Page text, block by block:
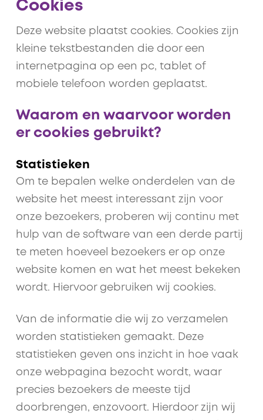
Cookies
Deze website plaatst cookies. Cookies zijn
kleine tekstbestanden die door een
internetpagina op een pc, tablet of
mobiele telefoon worden geplaatst.
Waarom en waarvoor worden
er cookies gebruikt?
Statistieken
Om te bepalen welke onderdelen van de
website het meest interessant zijn voor
onze bezoekers, proberen wij continu met
hulp van de software van een derde partij
te meten hoeveel bezoekers er op onze
website komen en wat het meest bekeken
wordt. Hiervoor gebruiken wij cookies.
Van de informatie die wij zo verzamelen
worden statistieken gemaakt. Deze
statistieken geven ons inzicht in hoe vaak
onze webpagina bezocht wordt, waar
precies bezoekers de meeste tijd
doorbrengen, enzovoort. Hierdoor zijn wij